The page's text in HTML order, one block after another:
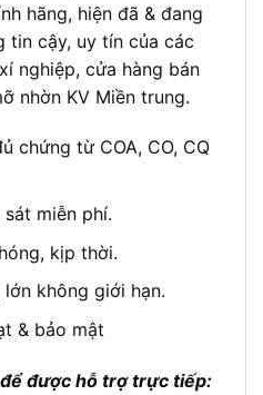
hãng, hiện đã & đang
tin cậy, uy tín của các
nghiệp, cửa hàng bán
nhờn KV Miền trung.
chứng từ COA, CO, CQ
miễn phí.
kịp thời.
không giới hạn.
& bảo mật
được hỗ trợ trực tiếp: